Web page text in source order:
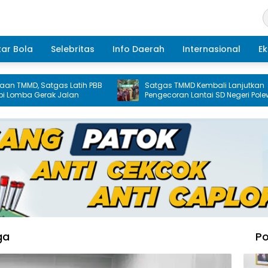
Bola Selebritas Info Daerah Internasional
Satgas Latih PBB
Gerak Jalan
Satgas TMMD Kembali Lanjutkan
Pengecoran Lantai SD Negeri Polewali